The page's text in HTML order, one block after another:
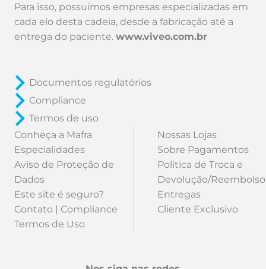
Para isso, possuímos empresas especializadas em
cada elo desta cadeia, desde a fabricação até a
entrega do paciente.www.viveo.com.br
Documentos regulatórios
Compliance
Termos de uso
Conheça a Mafra
Especialidades
Aviso de Proteção de
Dados
Este site é seguro?
Contato | Compliance
Termos de Uso
Nossas Lojas
Sobre Pagamentos
Politica de Troca e
Devolução/Reembolso
Entregas
Cliente Exclusivo